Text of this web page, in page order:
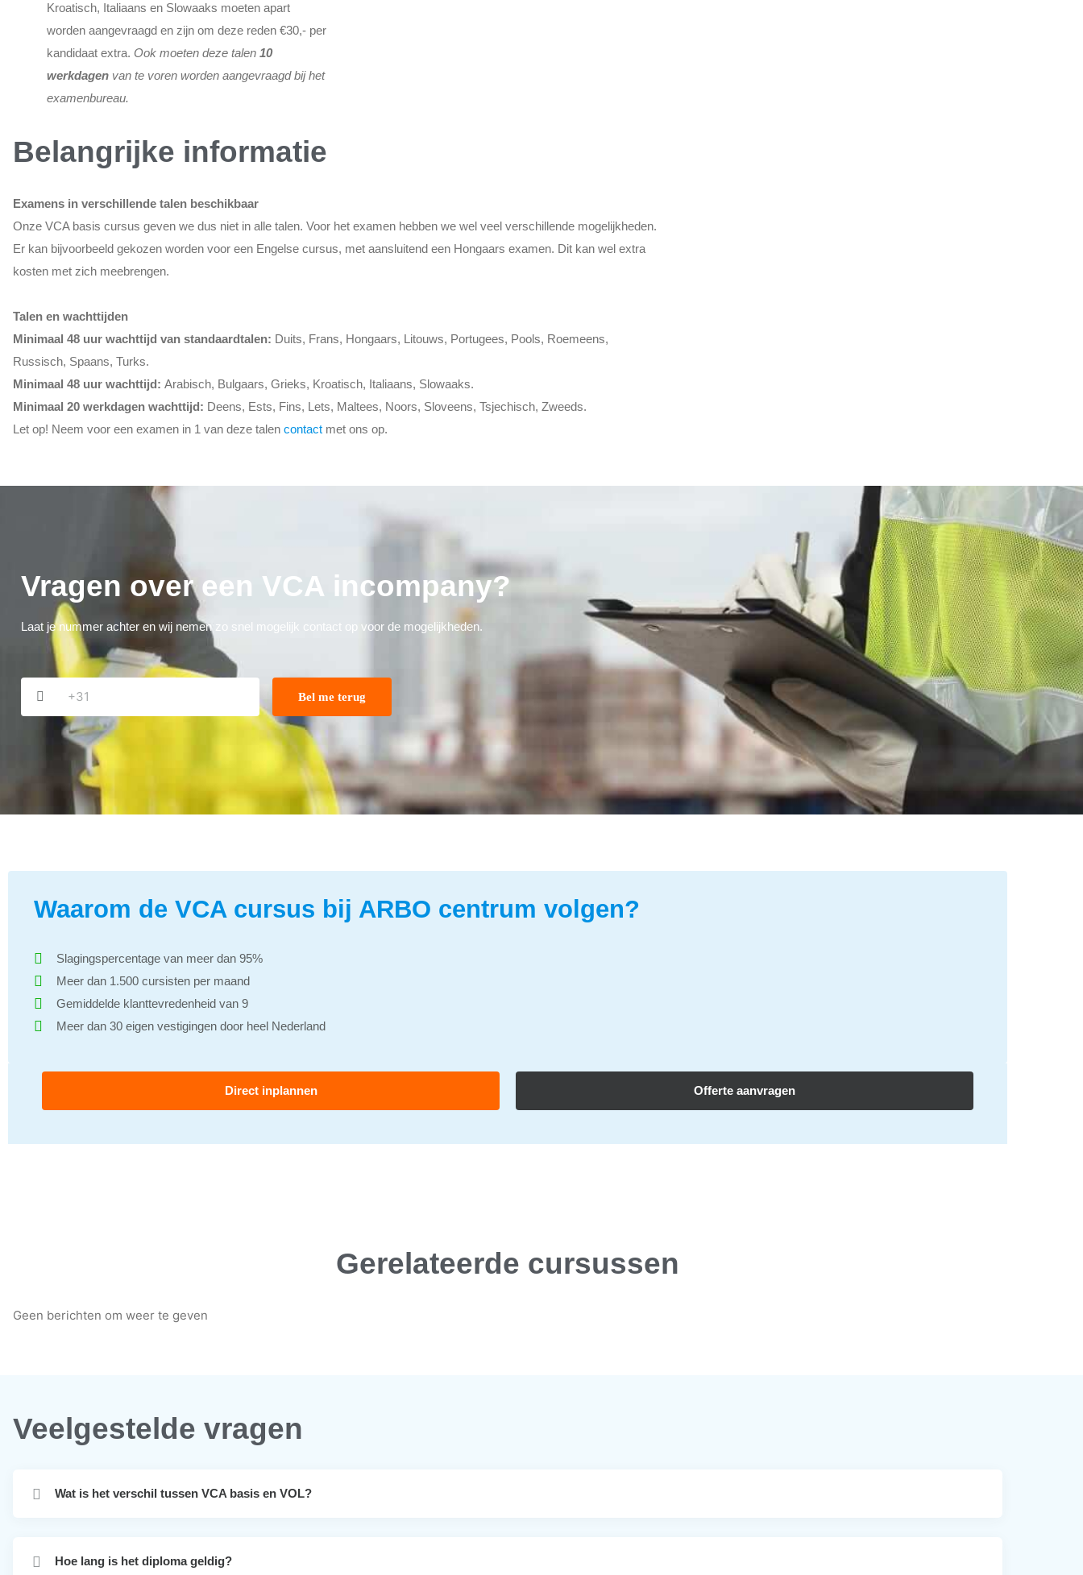
Kroatisch, Italiaans en Slowaaks moeten apart
worden aangevraagd en zijn om deze reden €30,- per
kandidaat extra. Ook moeten deze talen 10
werkdagen van te voren worden aangevraagd bij het
examenbureau.
Belangrijke informatie
Examens in verschillende talen beschikbaar
Onze VCA basis cursus geven we dus niet in alle talen. Voor het examen hebben we wel veel verschillende mogelijkheden.
Er kan bijvoorbeeld gekozen worden voor een Engelse cursus, met aansluitend een Hongaars examen. Dit kan wel extra
kosten met zich meebrengen.
Talen en wachttijden
Minimaal 48 uur wachttijd van standaardtalen: Duits, Frans, Hongaars, Litouws, Portugees, Pools, Roemeens,
Russisch, Spaans, Turks.
Minimaal 48 uur wachttijd: Arabisch, Bulgaars, Grieks, Kroatisch, Italiaans, Slowaaks.
Minimaal 20 werkdagen wachttijd: Deens, Ests, Fins, Lets, Maltees, Noors, Sloveens, Tsjechisch, Zweeds.
Let op! Neem voor een examen in 1 van deze talen contact met ons op.
Vragen over een VCA incompany?
Laat je nummer achter en wij nemen zo snel mogelijk contact op voor de mogelijkheden.
Waarom de VCA cursus bij ARBO centrum volgen?
Slagingspercentage van meer dan 95%
Meer dan 1.500 cursisten per maand
Gemiddelde klanttevredenheid van 9
Meer dan 30 eigen vestigingen door heel Nederland
Direct inplannen Offerte aanvragen
Gerelateerde cursussen
Geen berichten om weer te geven
Veelgestelde vragen
Wat is het verschil tussen VCA basis en VOL?
Hoe lang is het diploma geldig?